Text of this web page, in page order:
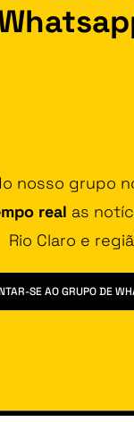
nosso grupo
real as
Rio Claro e
SE AO GRUPO DE